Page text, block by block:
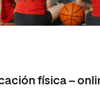
física –